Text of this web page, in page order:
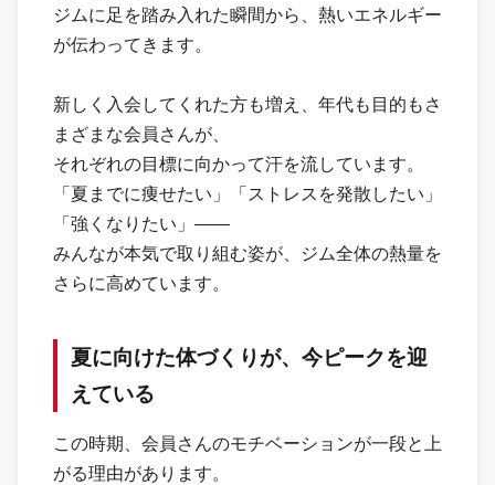
ジムに足を踏み入れた瞬間から、熱いエネルギー
が伝わってきます。
新しく入会してくれた方も増え、年代も目的もさ
まざまな会員さんが、
それぞれの目標に向かって汗を流しています。
「夏までに痩せたい」「ストレスを発散したい」
「強くなりたい」——
みんなが本気で取り組む姿が、ジム全体の熱量を
さらに高めています。
夏に向けた体づくりが、今ピークを迎
えている
この時期、会員さんのモチベーションが一段と上
がる理由があります。